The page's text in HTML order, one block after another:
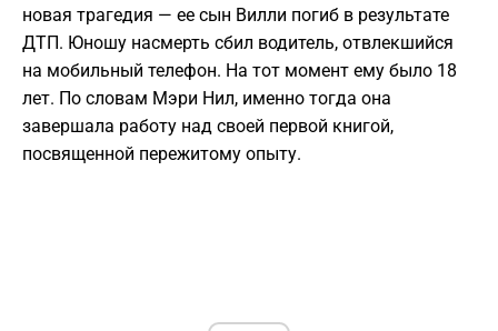
новая трагедия — ее сын Вилли погиб в результате
ДТП. Юношу насмерть сбил водитель, отвлекшийся
на мобильный телефон. На тот момент ему было 18
лет. По словам Мэри Нил, именно тогда она
завершала работу над своей первой книгой,
посвященной пережитому опыту.